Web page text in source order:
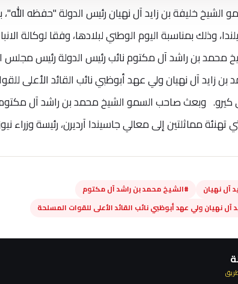
خليفة بن زايد آل نهيان رئيس الدولة "حفظه الله"،
وذلك بمناسبة اليوم الوطني لبلادها، وفقا لوكالة
محمد بن راشد آل مكتوم نائب رئيس الدولة رئيس مجلس
زايد آل نهيان ولي عهد أبوظبي نائب القائد الأعلى
كيرو. وبعث صاحب السمو الشيخ محمد بن راشد آل
تهنئة مماثلتين إلى معالي جاسيندا آرديرن، رئيسة وزراء
آل نهيان
#الشيخ محمد بن راشد آل مكتوم
نهيان ولي عهد أبوظبي نائب القائد الأعلى للقوات المسلحة